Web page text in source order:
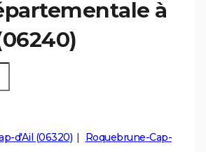
à
d'Ail (06320)
Roquebrune-Cap-